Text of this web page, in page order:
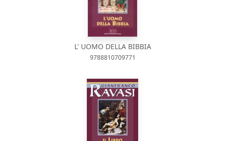
L' UOMO DELLA BIBBIA
9788810709771